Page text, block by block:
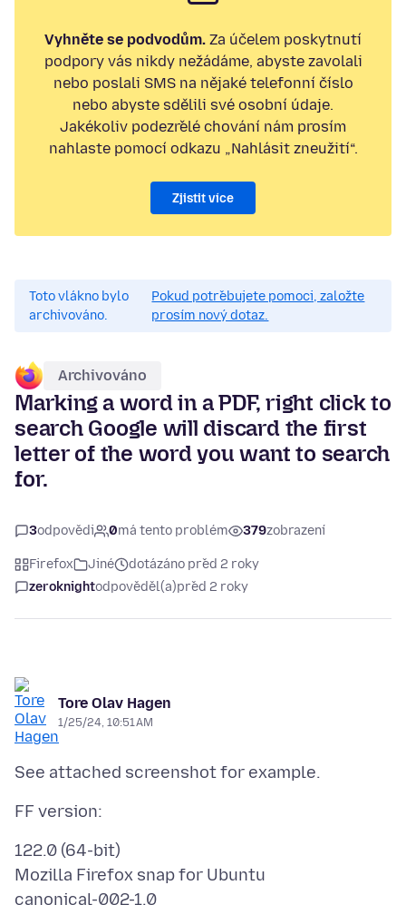
Vyhněte se podvodům. Za účelem poskytnutí
podpory vás nikdy nežádáme, abyste zavolali
nebo poslali SMS na nějaké telefonní číslo
nebo abyste sdělili své osobní údaje.
Jakékoliv podezřelé chování nám prosím
nahlaste pomocí odkazu „Nahlásit zneužití“.
Zjistit více
Toto vlákno bylo
archivováno.
Pokud potřebujete pomoci, založte
prosím nový dotaz.
Archivováno
Marking a word in a PDF, right click to
search Google will discard the first
letter of the word you want to search
for.
3odpovědi 0má tento problém 379zobrazení
Firefox Jiné
dotázáno před 2 roky
zeroknightodpověděl(a)před 2 roky
Tore Olav Hagen
1/25/24, 10:51 AM
122.0 (64-bit)
Mozilla Firefox snap for Ubuntu